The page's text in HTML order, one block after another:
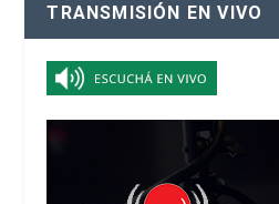
TRANSMISIÓN EN VIVO